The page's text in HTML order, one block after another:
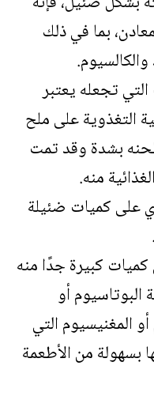
بما في ذلك
تجعله يعتبر
التغذوية على ملح
بشدة وقد تمت
منه.
على كميات ضئيلة
كبيرة جدًا منه
أو
المغنيسيوم التي
بسهولة من الأطعمة